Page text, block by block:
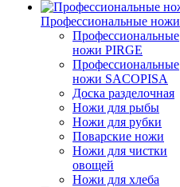
Профессиональные ножи
Профессиональные
ножи PIRGE
Профессиональные
ножи SACOPISA
Доска разделочная
Ножи для рыбы
Ножи для рубки
Поварские ножи
Ножи для чистки
овощей
Ножи для хлеба